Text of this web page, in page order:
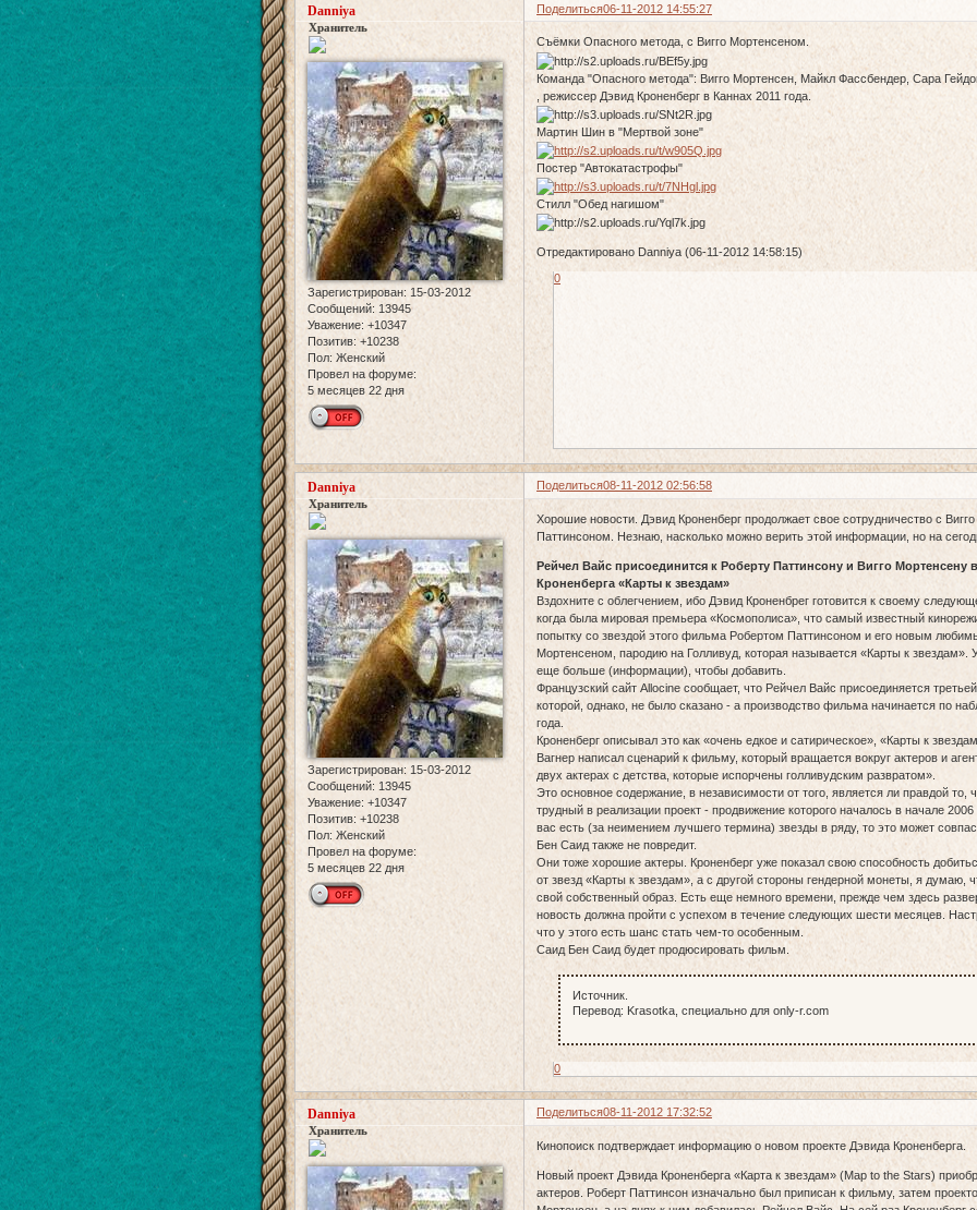
Поделиться06-11-2012 14:55:27
Danniya
Хранитель
Зарегистрирован: 15-03-2012
Сообщений: 13945
Уважение: +10347
Позитив: +10238
Пол: Женский
Провел на форуме:
5 месяцев 22 дня
Съёмки Опасного метода, с Вигго Мортенсеном.
Команда "Опасного метода": Вигго Мортенсен, Майкл Фассбендер, Сара
, режиссер Дэвид Кроненберг в Каннах 2011 года.
Мартин Шин в "Мертвой зоне"
Постер "Автокатастрофы"
Стилл "Обед нагишом"
Отредактировано Danniya (06-11-2012 14:58:15)
0
Поделиться08-11-2012 02:56:58
Danniya
Хранитель
Зарегистрирован: 15-03-2012
Сообщений: 13945
Уважение: +10347
Позитив: +10238
Пол: Женский
Провел на форуме:
5 месяцев 22 дня
Хорошие новости. Дэвид Кроненберг продолжает свое сотрудничество с
Паттинсоном. Незнаю, насколько можно верить этой информации, но на
Рейчел Вайс присоединится к Роберту Паттинсону и Вигго
Кроненберга «Карты к звездам»
Вздохните с облегчением, ибо Дэвид Кроненбрег готовится к своему
когда была мировая премьера «Космополиса», что самый известный
попытку со звездой этого фильма Робертом Паттинсоном и его новым
Мортенсеном, пародию на Голливуд, которая называется «Карты к
еще больше (информации), чтобы добавить.
Французский сайт Allocine сообщает, что Рейчел Вайс присоединяется
которой, однако, не было сказано - а производство фильма начинается по
года.
Кроненберг описывал это как «очень едкое и сатирическое», «Карты к
Вагнер написал сценарий к фильму, который вращается вокруг актеров и
двух актерах с детства, которые испорчены голливудским развратом».
Это основное содержание, в независимости от того, является ли правдой
трудный в реализации проект - продвижение которого началось в начале
вас есть (за неимением лучшего термина) звезды в ряду, то это может
Бен Саид также не повредит.
Они тоже хорошие актеры. Кроненберг уже показал свою способность
от звезд «Карты к звездам», а с другой стороны гендерной монеты, я думаю,
свой собственный образ. Есть еще немного времени, прежде чем здесь
новость должна пройти с успехом в течение следующих шести месяцев.
что у этого есть шанс стать чем-то особенным.
Саид Бен Саид будет продюсировать фильм.
Источник.
Перевод: Krasotka, специально для only-r.com
0
Поделиться08-11-2012 17:32:52
Danniya
Хранитель
Кинопоиск подтверждает информацию о новом проекте Дэвида Кроненберга.
Новый проект Дэвида Кроненберга «Карта к звездам» (Map to the Stars)
актеров. Роберт Паттинсон изначально был приписан к фильму, затем